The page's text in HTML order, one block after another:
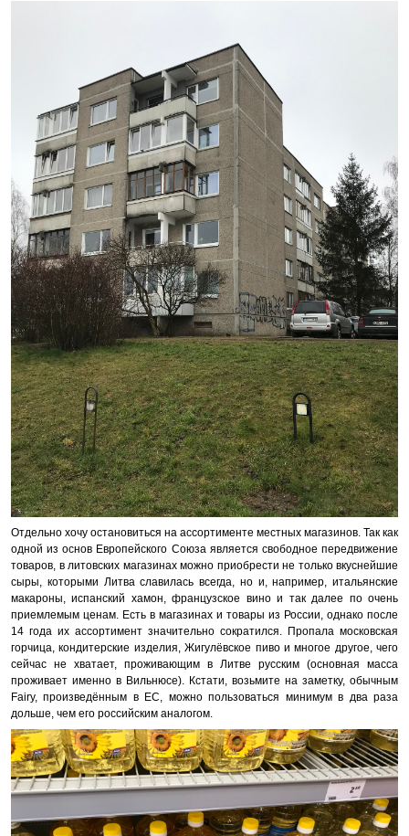
Отдельно хочу остановиться на ассортименте местных магазинов. Так как
одной из основ Европейского Союза является свободное передвижение
товаров, в литовских магазинах можно приобрести не только вкуснейшие
сыры, которыми Литва славилась всегда, но и, например, итальянские
макароны, испанский хамон, французское вино и так далее по очень
приемлемым ценам. Есть в магазинах и товары из России, однако после
14 года их ассортимент значительно сократился. Пропала московская
горчица, кондитерские изделия, Жигулёвское пиво и многое другое, чего
сейчас не хватает, проживающим в Литве русским (основная масса
проживает именно в Вильнюсе). Кстати, возьмите на заметку, обычным
Fairy, произведённым в ЕС, можно пользоваться минимум в два раза
дольше, чем его российским аналогом.